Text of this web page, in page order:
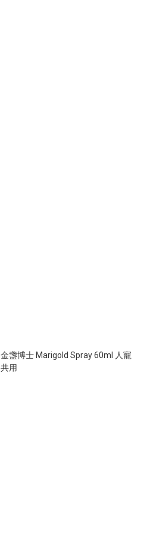
金盞博士 Marigold Spray 60ml 人寵
共用